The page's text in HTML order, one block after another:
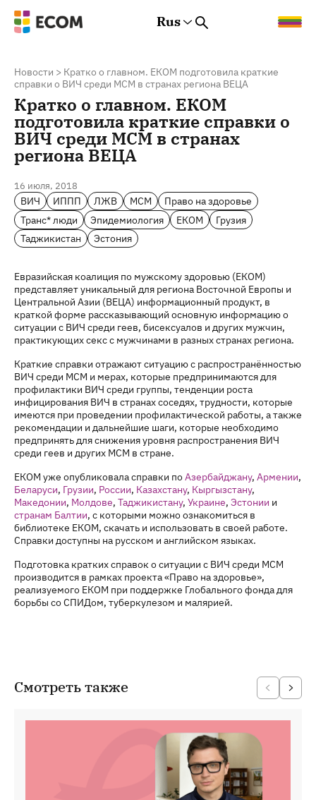
Rus
Новости > Кратко о главном. ЕКОМ подготовила краткие
справки о ВИЧ среди МСМ в странах региона ВЕЦА
Кратко о главном. ЕКОМ
подготовила краткие справки о
ВИЧ среди МСМ в странах
региона ВЕЦА
16 июля, 2018
ВИЧ ИППП ЛЖВ МСМ
Право на здоровье
Транс* люди
Эпидемиология ЕКОМ
Грузия
Таджикистан
Эстония
Евразийская коалиция по мужскому здоровью (ЕКОМ)
представляет уникальный для региона Восточной Европы и
Центральной Азии (ВЕЦА) информационный продукт, в
краткой форме рассказывающий основную информацию о
ситуации с ВИЧ среди геев, бисексуалов и других мужчин,
практикующих секс с мужчинами в разных странах региона.
Краткие справки отражают ситуацию с распространённостью
ВИЧ среди МСМ и мерах, которые предпринимаются для
профилактики ВИЧ среди группы, тенденции роста
инфицирования ВИЧ в странах соседях, трудности, которые
имеются при проведении профилактической работы, а также
рекомендации и дальнейшие шаги, которые необходимо
предпринять для снижения уровня распространения ВИЧ
среди геев и других МСМ в стране.
ЕКОМ уже опубликовала справки поАзербайджану, Армении,
Беларуси, Грузии, России, Казахстану, Кыргызстану,
Македонии, Молдове, Таджикистану, Украине, Эстонии и
странам Балтии, с которыми можно ознакомиться в
библиотеке ЕКОМ, скачать и использовать в своей работе.
Справки доступны на русском и английском языках.
Подготовка кратких справок о ситуации с ВИЧ среди МСМ
производится в рамках проекта «Право на здоровье»,
реализуемого ЕКОМ при поддержке Глобального фонда для
борьбы со СПИДом, туберкулезом и малярией.
Смотреть также